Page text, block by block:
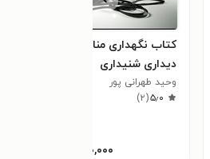
کتاب نگهداری منابع
دیداری شنیداری
وحید طهرانی پور
۵٫۰(۲)
۱۶۰,۰۰۰